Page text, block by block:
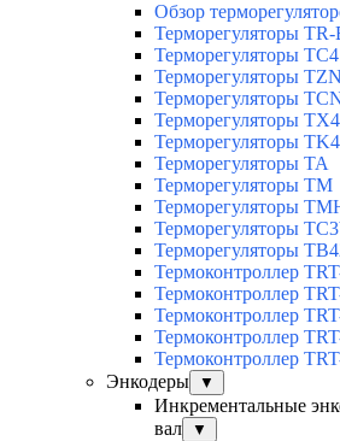
Обзор
Терморегуляторы TR-
Терморегуляторы TC4
Терморегуляторы
Терморегуляторы
Терморегуляторы TX4
Терморегуляторы TK4
Терморегуляторы TA
Терморегуляторы TM
Терморегуляторы
Терморегуляторы
Терморегуляторы
Термоконтроллер
Термоконтроллер
Термоконтроллер
Термоконтроллер
Термоконтроллер
Энкодеры
▼
Инкрементальные
вал
▼